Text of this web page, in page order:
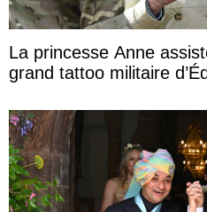
La princesse Anne
grand tattoo militaire